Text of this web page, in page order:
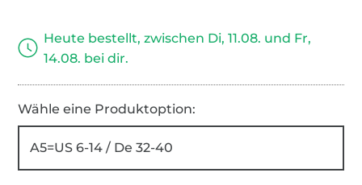
Heute bestellt, zwischen Di, 11.08. und Fr,
14.08. bei dir.
Wähle eine Produktoption:
A5=US 6-14 / De 32-40